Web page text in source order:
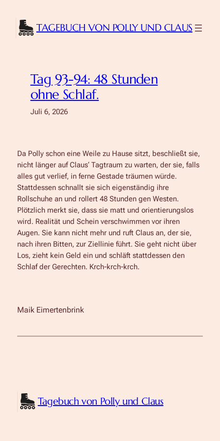
Inhalt
springen TAGEBUCH VON POLLY UND CLAUS
Tag 93-94: 48 Stunden
ohne Schlaf.
Juli 6, 2026
Da Polly schon eine Weile zu Hause sitzt, beschließt sie,
nicht länger auf Claus‘ Tagtraum zu warten, der sie, falls
alles gut verlief, in ferne Gestade träumen würde.
Stattdessen schnallt sie sich eigenständig ihre
Rollschuhe an und rollert 48 Stunden gen Westen.
Plötzlich merkt sie, dass sie matt und orientierungslos
wird. Realität und Schein verschwimmen vor ihren
Augen. Sie kann nicht mehr und ruft Claus an, der sie,
nach ihren Bitten, zur Ziellinie führt. Sie geht nicht über
Los, zieht kein Geld ein und schläft stattdessen den
Schlaf der Gerechten. Krch-krch-krch.
Maik Eimertenbrink
Tagebuch von Polly und Claus